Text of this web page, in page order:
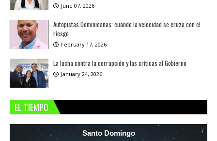
June 07, 2026
Autopistas Dominicanas: cuando la velocidad se cruza con el
riesgo
February 17, 2026
La lucha contra la corrupción y las críticas al Gobierno
January 24, 2026
EL TIEMPO
Santo Domingo